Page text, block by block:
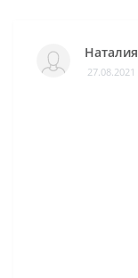
Наталия
27.08.2021